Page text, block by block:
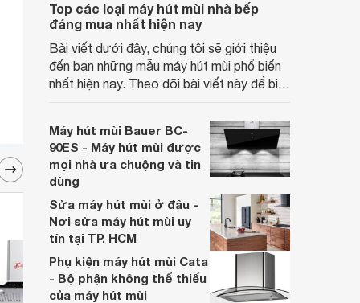
Top các loại máy hút mùi nhà bếp
đáng mua nhất hiện nay
Bài viết dưới đây, chúng tôi sẽ giới thiệu
đến bạn những mẫu máy hút mùi phổ biến
nhất hiện nay. Theo dõi bài viết này để biết
Máy hút mùi Bauer BC-
90ES - Máy hút mùi được
mọi nhà ưa chuộng và tin
dùng
Sửa máy hút mùi ở đâu -
Nơi sửa máy hút mùi uy
tín tại TP. HCM
Phụ kiện máy hút mùi Cata
- Bộ phận không thể thiếu
của máy hút mùi